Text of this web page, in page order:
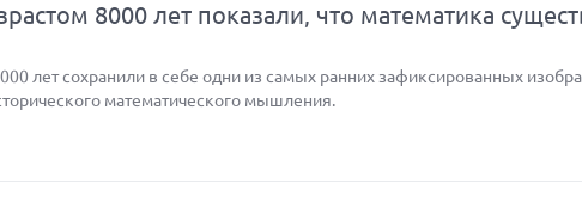
8000 лет показали, что математика
лет сохранили в себе одни из самых ранних зафиксированных
математического мышления.